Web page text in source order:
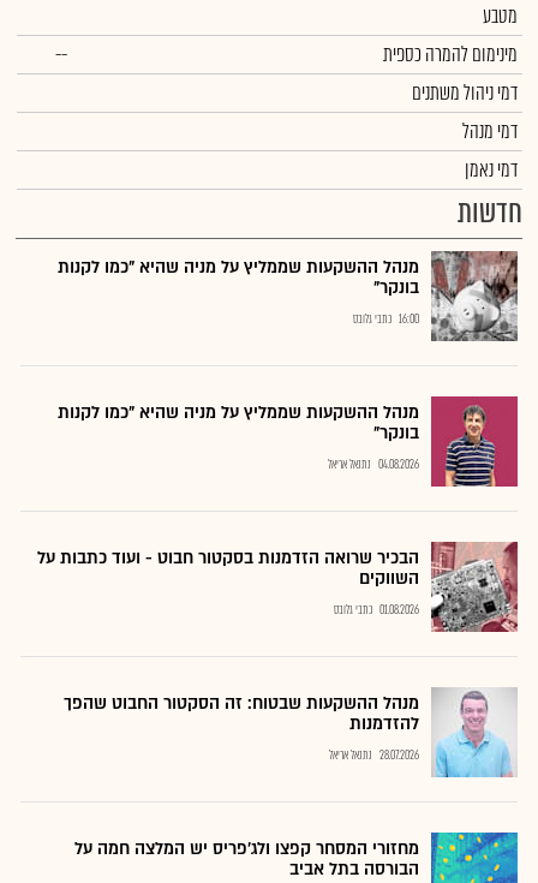
מטבע
מינימום להמרה כספית
--
דמי ניהול משתנים
דמי מנהל
דמי נאמן
חדשות
מנהל ההשקעות שממליץ על מניה שהיא "כמו לקנות
בונקר"
16:00 כתבי גלובס
מנהל ההשקעות שממליץ על מניה שהיא "כמו לקנות
בונקר"
04.08.2026 נתנאל אריאל
הבכיר שרואה הזדמנות בסקטור חבוט - ועוד כתבות על
השווקים
01.08.2026 כתבי גלובס
מנהל ההשקעות שבטוח: זה הסקטור החבוט שהפך
להזדמנות
28.07.2026 נתנאל אריאל
מחזורי המסחר קפצו ולג'פריס יש המלצה חמה על
הבורסה בתל אביב